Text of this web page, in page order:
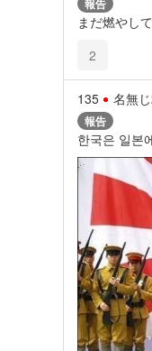
報告
まだ燃やし
2
135 名無じ
報告
한국은 일본